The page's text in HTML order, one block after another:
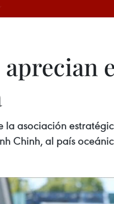
la asociación
Chinh, al país